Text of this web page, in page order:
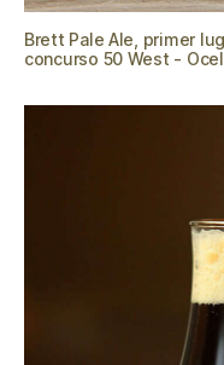
Brett Pale Ale, primer
concurso 50 West -